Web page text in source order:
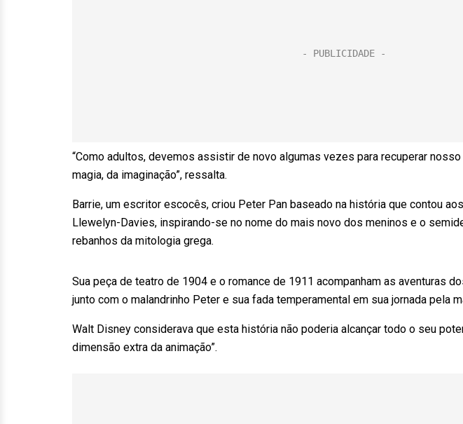
“Como adultos, devemos assistir de novo algumas vezes para recuperar
magia, da imaginação”, ressalta.
Barrie, um escritor escocês, criou Peter Pan baseado na história que contou
Llewelyn-Davies, inspirando-se no nome do mais novo dos meninos e o
rebanhos da mitologia grega.
Sua peça de teatro de 1904 e o romance de 1911 acompanham as aventuras
junto com o malandrinho Peter e sua fada temperamental em sua jornada pela
Walt Disney considerava que esta história não poderia alcançar todo o seu
dimensão extra da animação”.